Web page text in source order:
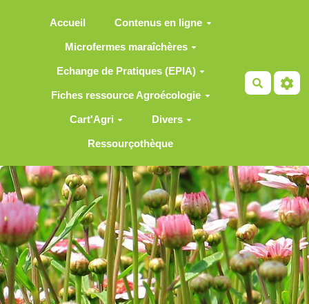
Accueil Contenus en ligne
Microfermes maraîchères
Echange de Pratiques (EPIA)
Fiches ressource Agroécologie
Cart'Agri Divers
Ressourçothèque